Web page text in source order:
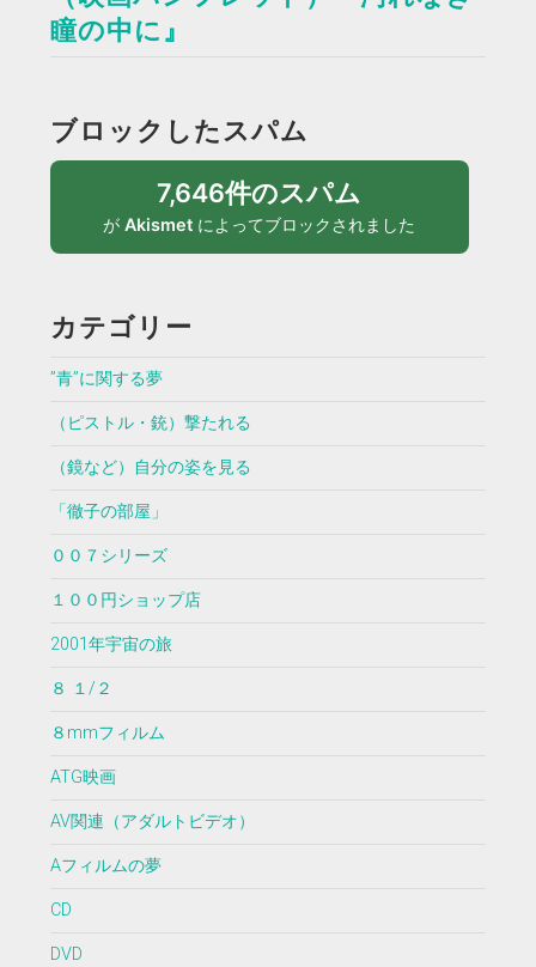
瞳の中に』
ブロックしたスパム
7,646件のスパム
がAkismet によってブロックされました
カテゴリー
”青”に関する夢
（ピストル・銃）撃たれる
（鏡など）自分の姿を見る
「徹子の部屋」
００７シリーズ
１００円ショップ店
2001年宇宙の旅
８ １/２
８mmフィルム
ATG映画
AV関連（アダルトビデオ）
Aフィルムの夢
CD
DVD